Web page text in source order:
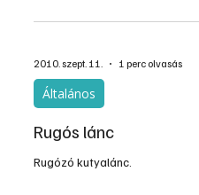
2010. szept. 11. 1 perc olvasás
Általános
Rugós lánc
Rugózó kutyalánc.